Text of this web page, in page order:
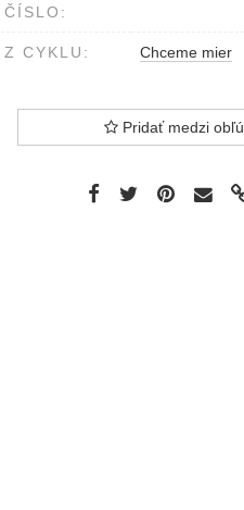
ČÍSLO:
Z CYKLU: Chceme mier
Pridať medzi